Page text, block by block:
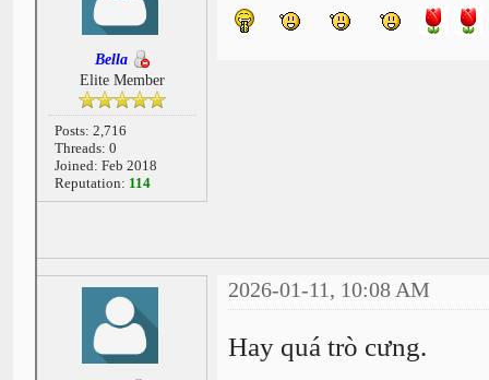
Bella
Elite Member
Posts: 2,716
Threads: 0
Joined: Feb 2018
Reputation: 114
2026-01-11, 10:08 AM
Hay quá trò cưng.